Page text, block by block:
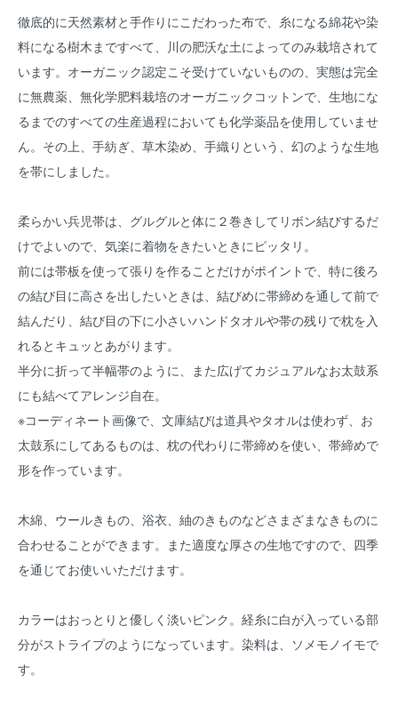
徹底的に天然素材と手作りにこだわった布で、糸になる綿花や染
料になる樹木まですべて、川の肥沃な土によってのみ栽培されて
います。オーガニック認定こそ受けていないものの、実態は完全
に無農薬、無化学肥料栽培のオーガニックコットンで、生地にな
るまでのすべての生産過程においても化学薬品を使用していませ
ん。その上、手紡ぎ、草木染め、手織りという、幻のような生地
を帯にしました。
柔らかい兵児帯は、グルグルと体に２巻きしてリボン結びするだ
けでよいので、気楽に着物をきたいときにピッタリ。
前には帯板を使って張りを作ることだけがポイントで、特に後ろ
の結び目に高さを出したいときは、結びめに帯締めを通して前で
結んだり、結び目の下に小さいハンドタオルや帯の残りで枕を入
れるとキュッとあがります。
半分に折って半幅帯のように、また広げてカジュアルなお太鼓系
にも結べてアレンジ自在。
※コーディネート画像で、文庫結びは道具やタオルは使わず、お
太鼓系にしてあるものは、枕の代わりに帯締めを使い、帯締めで
形を作っています。
木綿、ウールきもの、浴衣、紬のきものなどさまざまなきものに
合わせることができます。また適度な厚さの生地ですので、四季
を通じてお使いいただけます。
カラーはおっとりと優しく淡いピンク。経糸に白が入っている部
分がストライプのようになっています。染料は、ソメモノイモで
す。